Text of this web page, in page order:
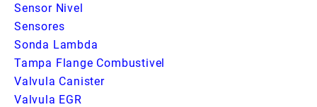
Sensor Nivel
Sensores
Sonda Lambda
Tampa Flange Combustivel
Valvula Canister
Valvula EGR